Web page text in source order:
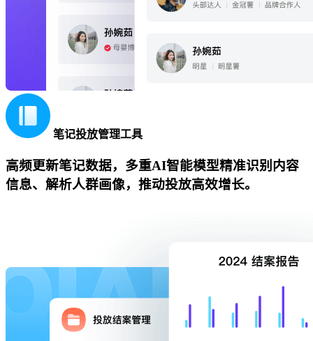
笔记投放管理工具
高频更新笔记数据，多重AI智能模型精准识别内容
信息、解析人群画像，推动投放高效增长。